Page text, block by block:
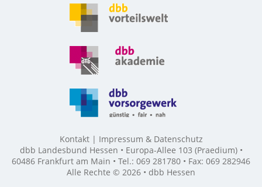
Kontakt
Impressum & Datenschutz
dbb Landesbund Hessen • Europa-Allee 103 (Praedium) •
60486 Frankfurt am Main • Tel.: 069 281780 • Fax: 069 282946
Alle Rechte © 2026 • dbb Hessen